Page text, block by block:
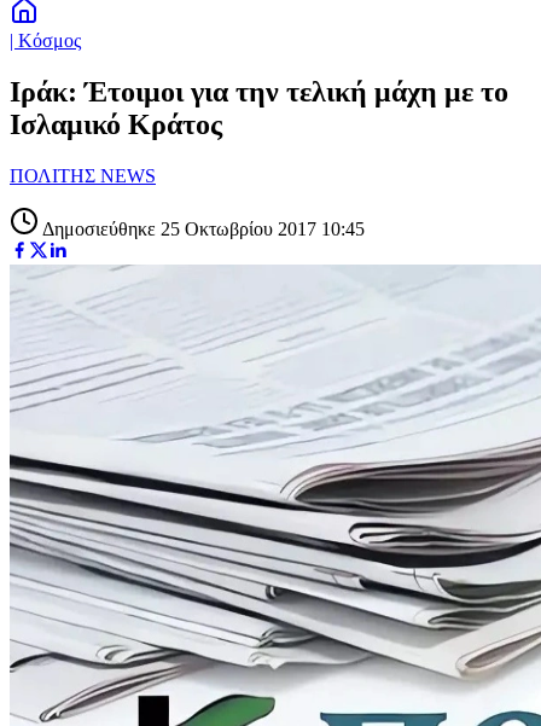
| Κόσμος
Ιράκ: Έτοιμοι για την τελική μάχη με το
Ισλαμικό Κράτος
ΠΟΛΙΤΗΣ NEWS
Δημοσιεύθηκε 25 Οκτωβρίου 2017 10:45